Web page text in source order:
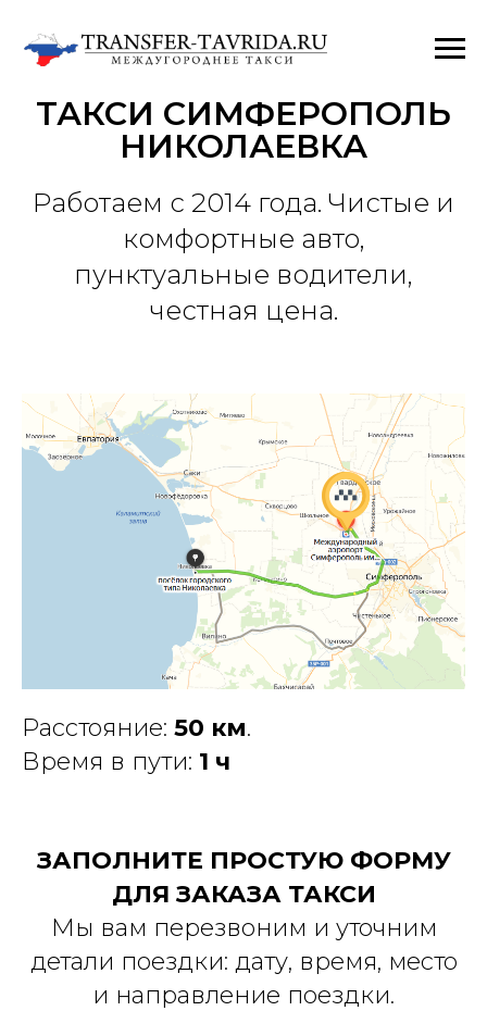
ТАКСИ СИМФЕРОПОЛЬ
НИКОЛАЕВКА
Работаем с 2014 года. Чистые и
комфортные авто,
пунктуальные водители,
честная цена.
Расстояние: 50 км.
Время в пути: 1 ч
ЗАПОЛНИТЕ ПРОСТУЮ ФОРМУ
ДЛЯ ЗАКАЗА ТАКСИ
Мы вам перезвоним и уточним
детали поездки: дату, время, место
и направление поездки.